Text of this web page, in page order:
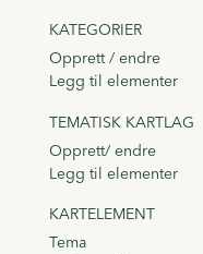
KATEGORIER
Opprett / endre
Legg til elementer
TEMATISK KARTLAG
Opprett/ endre
Legg til elementer
KARTELEMENT
Tema